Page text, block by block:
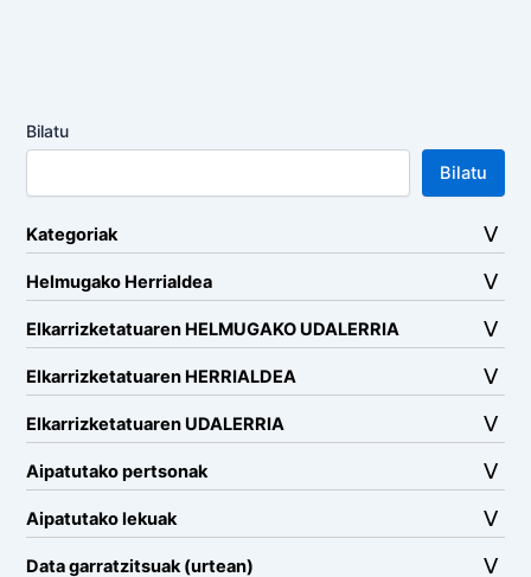
Bilatu
Bilatu
Kategoriak
Helmugako Herrialdea
Elkarrizketatuaren HELMUGAKO UDALERRIA
Elkarrizketatuaren HERRIALDEA
Elkarrizketatuaren UDALERRIA
Aipatutako pertsonak
Aipatutako lekuak
Data garratzitsuak (urtean)